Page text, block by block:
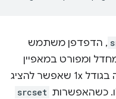
משתמש
ומפורט במאפיין
. לכן חשוב תמיד לכלול תמונה בגודל 1x שאפשר להציג
srcset